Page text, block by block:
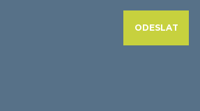
ODESLAT